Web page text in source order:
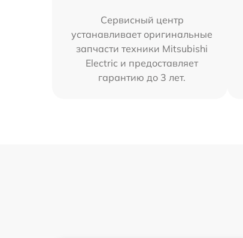
Сервисный центр
устанавливает оригинальные
запчасти техники Mitsubishi
Electric и предоставляет
гарантию до 3 лет.